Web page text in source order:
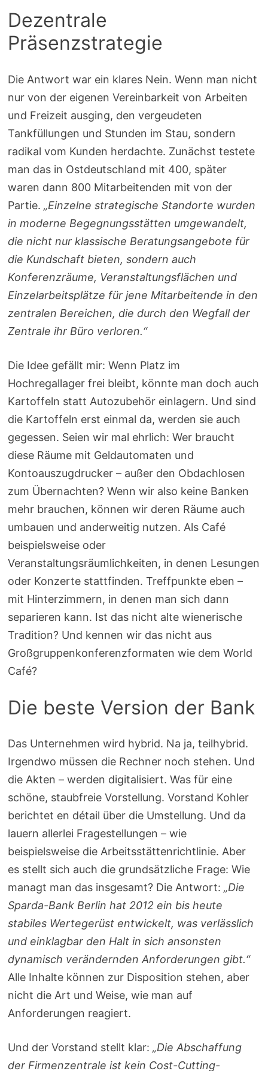
Dezentrale
Präsenzstrategie
Die Antwort war ein klares Nein. Wenn man nicht
nur von der eigenen Vereinbarkeit von Arbeiten
und Freizeit ausging, den vergeudeten
Tankfüllungen und Stunden im Stau, sondern
radikal vom Kunden herdachte. Zunächst testete
man das in Ostdeutschland mit 400, später
waren dann 800 Mitarbeitenden mit von der
Partie.„Einzelne strategische Standorte wurden
in moderne Begegnungsstätten umgewandelt,
die nicht nur klassische Beratungsangebote für
die Kundschaft bieten, sondern auch
Konferenzräume, Veranstaltungsflächen und
Einzelarbeitsplätze für jene Mitarbeitende in den
zentralen Bereichen, die durch den Wegfall der
Zentrale ihr Büro verloren.“
Die Idee gefällt mir: Wenn Platz im
Hochregallager frei bleibt, könnte man doch auch
Kartoffeln statt Autozubehör einlagern. Und sind
die Kartoffeln erst einmal da, werden sie auch
gegessen. Seien wir mal ehrlich: Wer braucht
diese Räume mit Geldautomaten und
Kontoauszugdrucker – außer den Obdachlosen
zum Übernachten? Wenn wir also keine Banken
mehr brauchen, können wir deren Räume auch
umbauen und anderweitig nutzen. Als Café
beispielsweise oder
Veranstaltungsräumlichkeiten, in denen Lesungen
oder Konzerte stattfinden. Treffpunkte eben –
mit Hinterzimmern, in denen man sich dann
separieren kann. Ist das nicht alte wienerische
Tradition? Und kennen wir das nicht aus
Großgruppenkonferenzformaten wie dem World
Café?
Die beste Version der Bank
Das Unternehmen wird hybrid. Na ja, teilhybrid.
Irgendwo müssen die Rechner noch stehen. Und
die Akten – werden digitalisiert. Was für eine
schöne, staubfreie Vorstellung. Vorstand Kohler
berichtet en détail über die Umstellung. Und da
lauern allerlei Fragestellungen – wie
beispielsweise die Arbeitsstättenrichtlinie. Aber
es stellt sich auch die grundsätzliche Frage: Wie
managt man das insgesamt? Die Antwort:„Die
Sparda-Bank Berlin hat 2012 ein bis heute
stabiles Wertegerüst entwickelt, was verlässlich
und einklagbar den Halt in sich ansonsten
dynamisch verändernden Anforderungen gibt.“
Alle Inhalte können zur Disposition stehen, aber
nicht die Art und Weise, wie man auf
Anforderungen reagiert.
Und der Vorstand stellt klar:„Die Abschaffung
der Firmenzentrale ist kein Cost-Cutting-